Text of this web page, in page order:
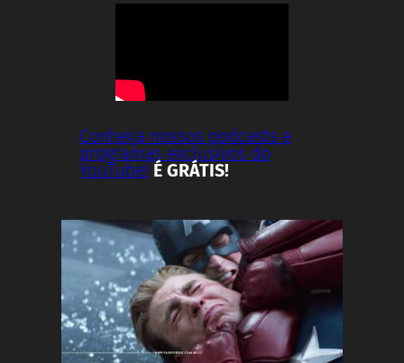
Conheça nossos podcasts e
programas exclusivos do
YouTube! É GRÁTIS!